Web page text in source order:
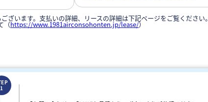
ざいます。支払いの詳細、リースの詳細は下記ページをご覧ください。
（https://www.1981airconsohonten.jp/lease/）
1